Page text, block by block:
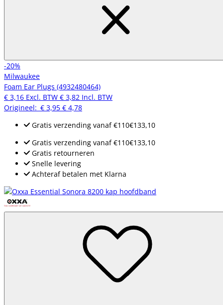
-20%
Milwaukee
Foam Ear Plugs (4932480464)
€ 3,16 Excl. BTW € 3,82 Incl. BTW
Origineel: € 3,95 € 4,78
Gratis verzending vanaf€110€133,10
Gratis verzending vanaf€110€133,10
Gratis retourneren
Snelle levering
Achteraf betalen met Klarna